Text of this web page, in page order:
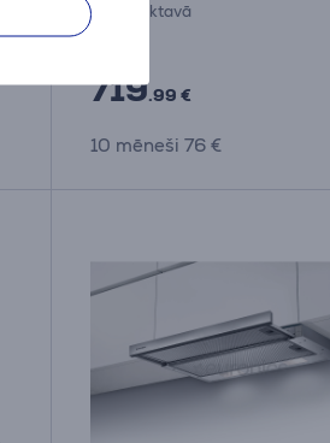
Ir noliktavā
719.99 €
10 mēneši 76 €